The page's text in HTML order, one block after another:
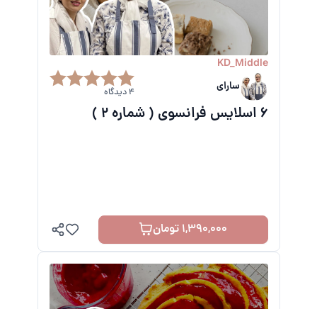
KD_Middle
سارای 4 دیدگاه
6 اسلایس فرانسوی ( شماره 2 )
1,390,000 تومان